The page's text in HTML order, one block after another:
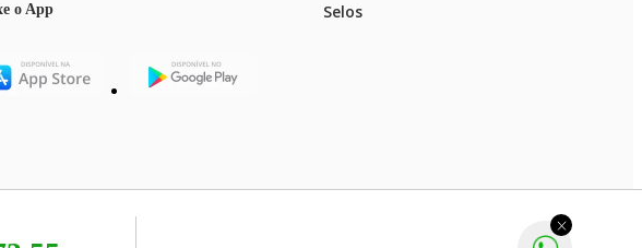
o App Selos
no site, podendo diferir na rede de lojas físicas.